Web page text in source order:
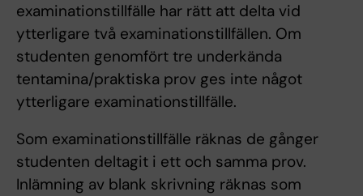
examinationstillfälle har rätt att delta vid
ytterligare två examinationstillfällen. Om
studenten genomfört tre underkända
tentamina/praktiska prov ges inte något
ytterligare examinationstillfälle.
Som examinationstillfälle räknas de gånger
studenten deltagit i ett och samma prov.
Inlämning av blank skrivning räknas som